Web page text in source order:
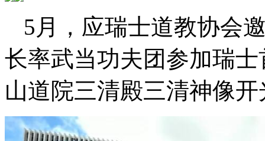
5月，应瑞士道教协会
长率武当功夫团参加瑞
山道院三清殿三清神像